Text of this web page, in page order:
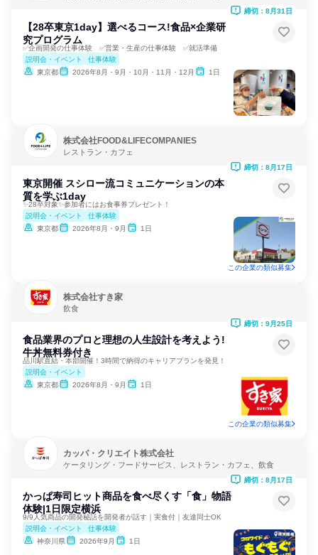
【28卒東京1day】選べるコース!食品×企業研
究プログラム
✅企画開発の仕事体験 ✅営業・生産の仕事体験 ✅就活準備
説明会・イベント
仕事体験
東京都
2026年8月・9月・10月・11月・12月 1日
締切：8月31日
株式会社FOOD&LIFECOMPANIES
レストラン・カフェ
東京開催 スシロー流コミュニケーションの本
質を学ぶ1day
✨28卒対象✨参加者にはお食事券プレゼント！
説明会・イベント
仕事体験
東京都
2026年8月・9月 1日
締切：8月17日
この企業の類似募集
株式会社すき家
飲食
食品業界のプロと理想の人生設計を考えよう!
牛丼無料券付き
品川駅直結・本部開催！3時間で納得のキャリアプランを発見！
説明会・イベント
東京都
2026年8月・9月 1日
締切：9月25日
この企業の類似募集
カッパ・クリエイト株式会社
ケータリング・フードサービス、レストラン・カフェ、飲食
かっぱ寿司ヒット商品を食べ尽くす「食」物語
体験|1日限定横浜
9/9人気商品の開発秘話を開発者が話す｜実食付｜友達同士OK
説明会・イベント
仕事体験
神奈川県
2026年9月 1日
締切：8月17日